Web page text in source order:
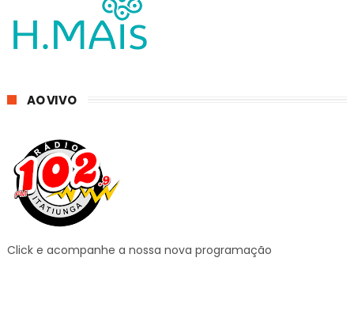
AO VIVO
Click e acompanhe a nossa nova programação